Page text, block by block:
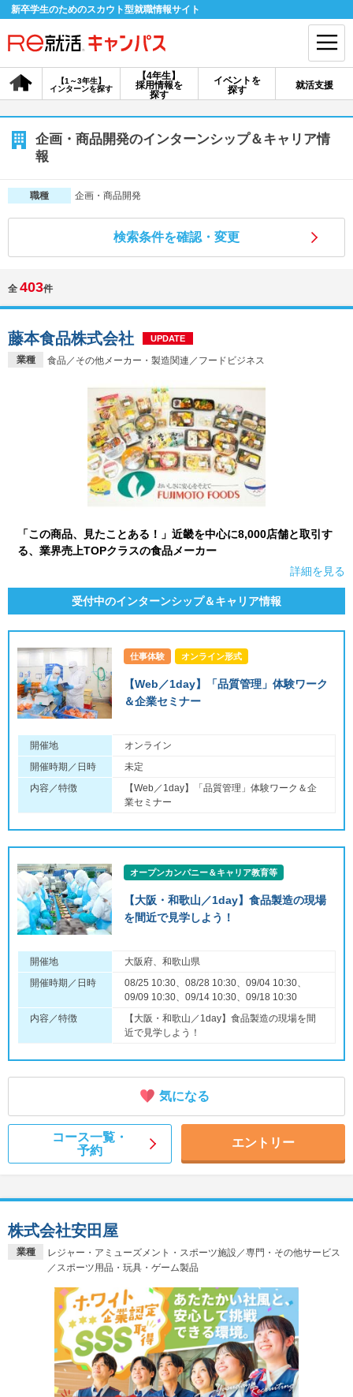
新卒学生のためのスカウト型就職情報サイト
【4年生】
採用情報を
探す
【1～3年生】
インターンを探す
イベントを
探す
就活支援
会員登録 ログイン
会員ID・パスワードを忘れた方はこちら
説明会を探す
インターンを探す
イベントを探す
就活ノウハウ・サポート
就活ノウハウが満載！ お役立ち記事・相談室など
適職診断
あなたに合う仕事を診断！
就活チャンネル
動画で対策講座をチェック
就活ニュースペーパー よくある質問
企画・商品開発のインターンシップ＆キャリア情
報
職種 企画・商品開発
検索条件を確認・変更
全 403件
業種 食品／その他メーカー・製造関連／フードビジネス
藤本食品株式会社 UPDATE
「この商品、見たことある！」近畿を中心に8,000店舗と取引す
る、業界売上TOPクラスの食品メーカー
詳細を見る
受付中のインターンシップ＆キャリア情報
仕事体験 オンライン形式
【Web／1day】「品質管理」体験ワーク
＆企業セミナー
開催地
オンライン
開催時期／日時
未定
内容／特徴
【Web／1day】「品質管理」体験ワーク＆企
業セミナー
オープンカンパニー＆キャリア教育等
【大阪・和歌山／1day】食品製造の現場
を間近で見学しよう！
開催地
大阪府、和歌山県
開催時期／日時
08/25 10:30、08/28 10:30、09/04 10:30、
09/09 10:30、09/14 10:30、09/18 10:30
内容／特徴
【大阪・和歌山／1day】食品製造の現場を間
近で見学しよう！
気になる
コース一覧・
予約
エントリー
業種
レジャー・アミューズメント・スポーツ施設／専門・その他サービス
／スポーツ用品・玩具・ゲーム製品
株式会社安田屋